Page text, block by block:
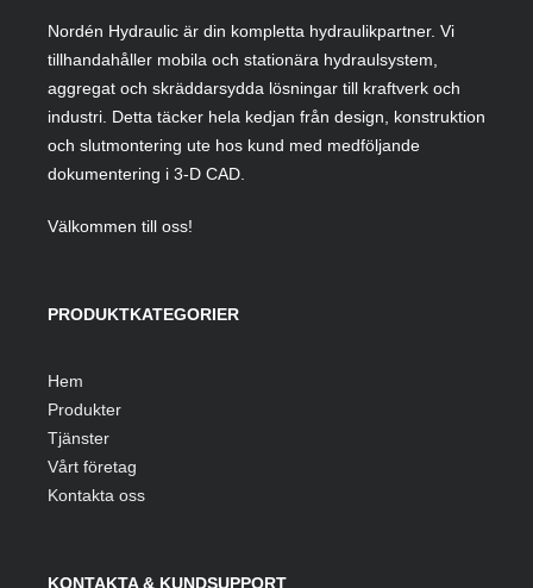
Nordén Hydraulic är din kompletta hydraulikpartner. Vi
tillhandahåller mobila och stationära hydraulsystem,
aggregat och skräddarsydda lösningar till kraftverk och
industri. Detta täcker hela kedjan från design, konstruktion
och slutmontering ute hos kund med medföljande
dokumentering i 3-D CAD.
Välkommen till oss!
PRODUKTKATEGORIER
Hem
Produkter
Tjänster
Vårt företag
Kontakta oss
KONTAKTA & KUNDSUPPORT